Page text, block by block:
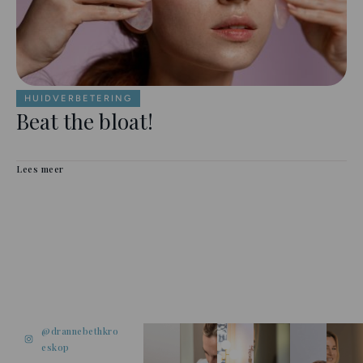
HUIDVERBETERING
Beat the bloat!
Lees meer
@drannebethkro
eskop